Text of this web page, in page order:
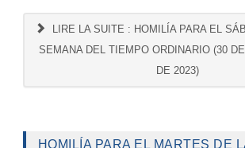
LIRE LA SUITE : HOMILÍA PARA EL
SEMANA DEL TIEMPO ORDINARIO (30
DE 2023)
HOMILÍA PARA EL MARTES DE